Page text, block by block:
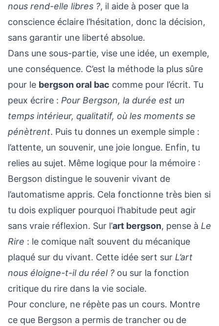
nous rend-elle libres ?, il aide à poser que la
conscience éclaire l’hésitation, donc la décision,
sans garantir une liberté absolue.
Dans une sous-partie, vise une idée, un exemple,
une conséquence. C’est la méthode la plus sûre
pour le bergson oral bac comme pour l’écrit. Tu
peux écrire : Pour Bergson, la durée est un
temps intérieur, qualitatif, où les moments se
pénètrent. Puis tu donnes un exemple simple :
l’attente, un souvenir, une joie longue. Enfin, tu
relies au sujet. Même logique pour la mémoire :
Bergson distingue le souvenir vivant de
l’automatisme appris. Cela fonctionne très bien si
tu dois expliquer pourquoi l’habitude peut agir
sans vraie réflexion. Sur l’art bergson, pense à Le
Rire : le comique naît souvent du mécanique
plaqué sur du vivant. Cette idée sert sur L’art
nous éloigne-t-il du réel ? ou sur la fonction
critique du rire dans la vie sociale.
Pour conclure, ne répète pas un cours. Montre
ce que Bergson a permis de trancher ou de